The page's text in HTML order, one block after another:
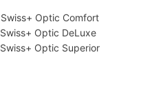
Swiss+ Optic Comfort
Swiss+ Optic DeLuxe
Swiss+ Optic Superior